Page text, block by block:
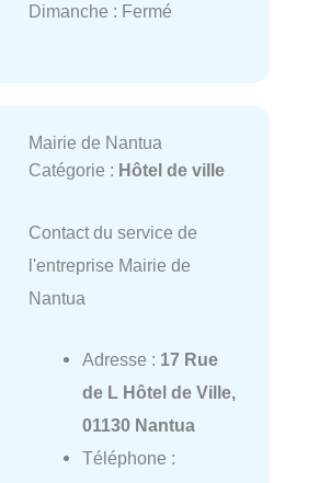
Dimanche : Fermé
Mairie de Nantua
Catégorie : Hôtel de ville
Contact du service de
l'entreprise Mairie de
Nantua
Adresse : 17 Rue
de L Hôtel de Ville,
01130 Nantua
Téléphone :